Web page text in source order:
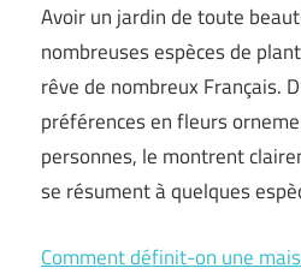
Avoir un jardin de toute
nombreuses espèces de
rêve de nombreux Français.
préférences en fleurs
personnes, le montrent
se résument à quelques
Comment définit-on une